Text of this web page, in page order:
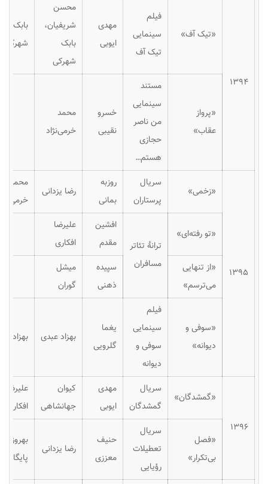
۱۳۹۴
«تیک آف»
فیلم
سینمایی
تیک آف
مهدی
ایوبی
محسن
شریفیان،
بابک
شهرکی
بابک
شهرکی
«پرواز
عقاب»
مستند
سینمایی
من ناصر
حجازی
هستم…
خسرو
نقیبی
محمد
خرمی‌نژاد
۱۳۹۵
«زخمی»
سریال
پرستاران
روزبه
بمانی
رضا یزدانی
محمد
«تو رفته‌ای»
ترانهٔ تئاتر
مسافران
افشین
مقدم
علیرضا
افکاری
«از تنهایی
می‌ترسم»
سپیده
ذهنی
میشل
گوران
«سوفی و
دیوانه»
فیلم
سینمایی
سوفی و
دیوانه
یغما
گلرویی
بهزاد عبدی بهزاد
۱۳۹۶
«گمشدگان»
سریال
گمشدگان
مهدی
ایوبی
کیوان
جهانشاهی
علیرضا
افکاری
«فصل
بی‌تکرار»
سریال
تعطیلات
رؤیایی
حنیف
معززی
رضا یزدانی
بهروز
پایگان